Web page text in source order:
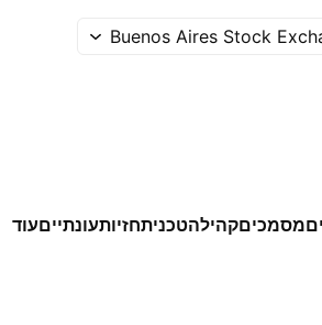
Buenos Aires Stock
מסמכיםקהילהטכניתחזיותעונתייםעוד